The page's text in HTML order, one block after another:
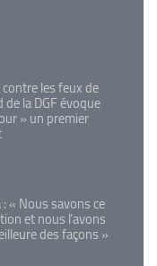
les feux de
la DGF évoque
» un premier
« Nous savons ce
et nous l’avons
des façons »